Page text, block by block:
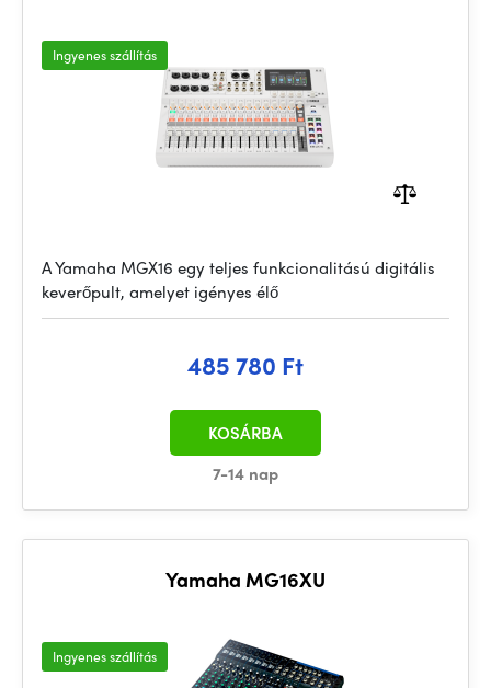
Ingyenes szállítás
A Yamaha MGX16 egy teljes funkcionalitású digitális
keverőpult, amelyet igényes élő
485 780 Ft
7-14 nap
KOSÁRBA
Yamaha MG16XU
Ingyenes szállítás